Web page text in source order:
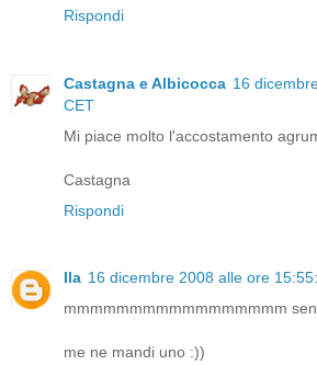
Rispondi
Castagna e Albicocca 16
CET
Mi piace molto l'accostamento
Castagna
Rispondi
Ila 16 dicembre 2008 alle ore
mmmmmmmmmmmmmmmmm
me ne mandi uno :))